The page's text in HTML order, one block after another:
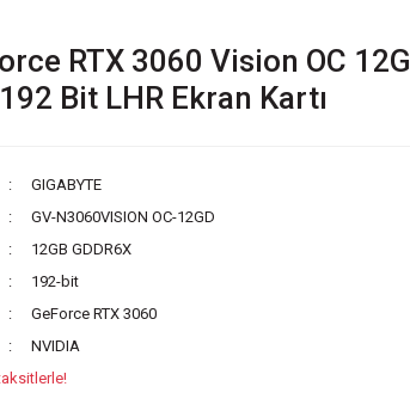
RTX 3060 Vision OC 12G
Bit LHR Ekran Kartı
GIGABYTE
GV-N3060VISION OC-12GD
12GB GDDR6X
192-bit
GeForce RTX 3060
NVIDIA